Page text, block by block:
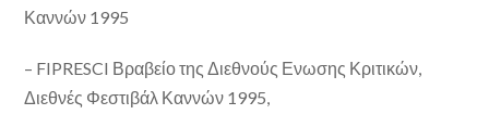
Καννών 1995
– FIPRESCI Βραβείο της Διεθνούς Ενωσης Κριτικών,
Διεθνές Φεστιβάλ Καννών 1995,